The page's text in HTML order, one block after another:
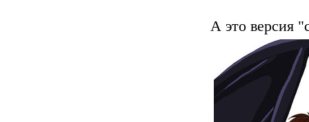
А это версия